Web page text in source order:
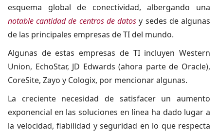
esquema global de conectividad, albergando una
notable cantidad de centros de datos y sedes de algunas
de las principales empresas de TI del mundo.
Algunas de estas empresas de TI incluyen Western
Union, EchoStar, JD Edwards (ahora parte de Oracle),
CoreSite, Zayo y Cologix, por mencionar algunas.
La creciente necesidad de satisfacer un aumento
exponencial en las soluciones en línea ha dado lugar a
la velocidad, fiabilidad y seguridad en lo que respecta